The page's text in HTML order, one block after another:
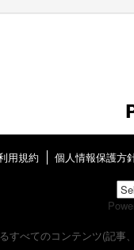
用規約 個人情報保護方
すべてのコンテンツ(記事